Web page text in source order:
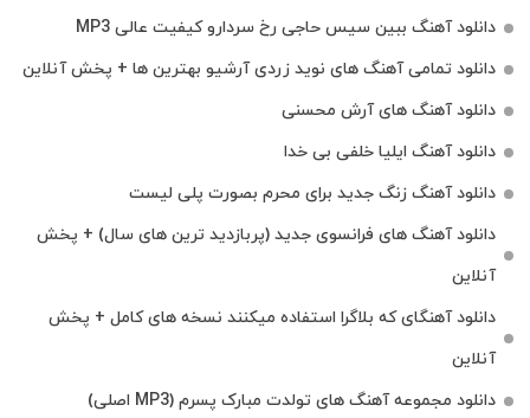
دانلود آهنگ ببین سیس حاجی رخ سردارو کیفیت عالی MP3
دانلود تمامی آهنگ های نوید زردی آرشیو بهترین ها + پخش آنلاین
دانلود آهنگ های آرش محسنی
دانلود آهنگ ایلیا خلفی بی خدا
دانلود آهنگ زنگ جدید برای محرم بصورت پلی لیست
دانلود آهنگ های فرانسوی جدید (پربازدید ترین های سال) + پخش
آنلاین
دانلود آهنگای که بلاگرا استفاده میکنند نسخه های کامل + پخش
آنلاین
دانلود مجموعه آهنگ های تولدت مبارک پسرم (MP3 اصلی)